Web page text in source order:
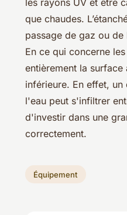
que chaudes.
passage de gaz ou de
En ce qui concerne
entièrement la
inférieure. En effet,
l'eau peut s'infiltrer
d'investir dans une
correctement.
Équipement